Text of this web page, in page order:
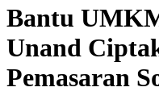
Bantu
Unand
Pemasaran